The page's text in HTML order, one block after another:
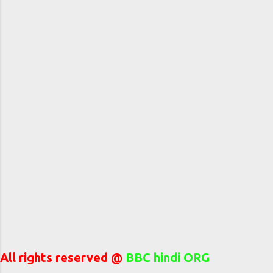
All rights reserved @ BBC hindi ORG